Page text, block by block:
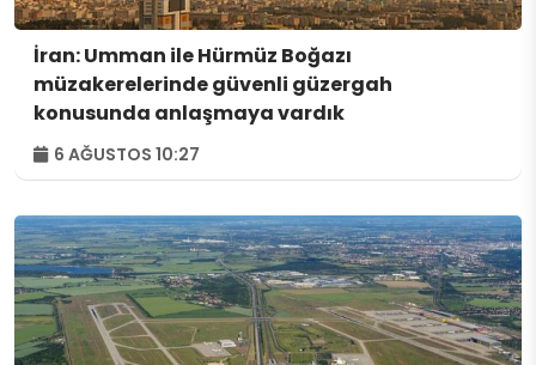
İran: Umman ile Hürmüz Boğazı
müzakerelerinde güvenli güzergah
konusunda anlaşmaya vardık
6 AĞUSTOS 10:27